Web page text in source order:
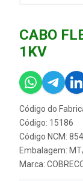
CABO
1KV
Código do
Código: 15186
Código NCM:
Embalagem:
Marca: